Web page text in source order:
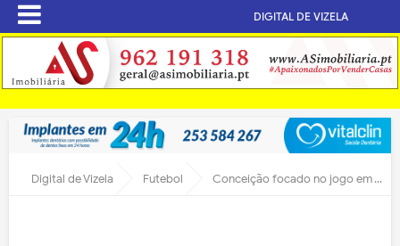
DIGITAL DE VIZELA
Digital de Vizela Futebol Conceição focado no jogo em Vizela